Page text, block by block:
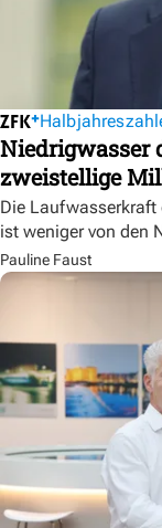
Niedrigwasser
zweistellige
Die Laufwasserkraft
ist weniger von den
Pauline Faust